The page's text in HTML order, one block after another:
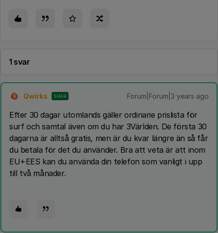
1 svar
Q Qwirks SVAR Forum|Forum|3 years ago
Efter 30 dagar utomlands gäller ordinarie prislista för
surf och samtal även om du har 3Världen. De första 30
dagarna är alltså gratis, men är du kvar längre än så får
du betala för det du använder. Bra att veta är att inom
EU+EES kan du använda din telefon som vanligt i upp
till två månader.